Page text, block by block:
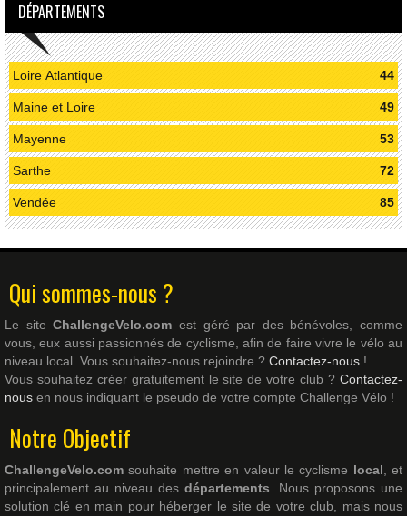
DÉPARTEMENTS
Loire Atlantique 44
Maine et Loire 49
Mayenne 53
Sarthe 72
Vendée 85
Qui sommes-nous ?
Le siteChallengeVelo.com est géré par des bénévoles, comme
vous, eux aussi passionnés de cyclisme, afin de faire vivre le vélo au
niveau local. Vous souhaitez-nous rejoindre ? Contactez-nous !
Vous souhaitez créer gratuitement le site de votre club ? Contactez-
nous en nous indiquant le pseudo de votre compte Challenge Vélo !
Notre Objectif
ChallengeVelo.com souhaite mettre en valeur le cyclisme local, et
principalement au niveau des départements. Nous proposons une
solution clé en main pour héberger le site de votre club, mais nous